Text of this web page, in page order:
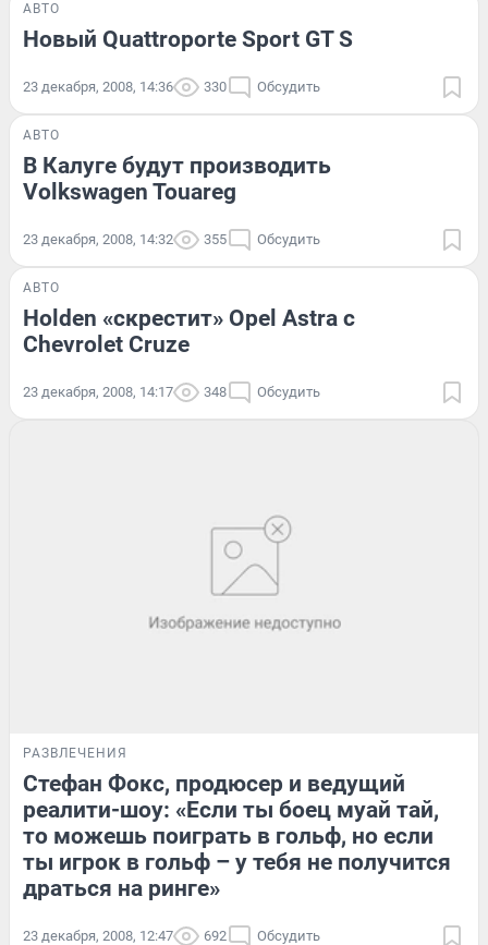
АВТО
Новый Quattroporte Sport GT S
23 декабря, 2008, 14:36 330 Обсудить
АВТО
В Калуге будут производить
Volkswagen Touareg
23 декабря, 2008, 14:32 355 Обсудить
АВТО
Holden «скрестит» Opel Astra с
Chevrolet Cruze
23 декабря, 2008, 14:17 348 Обсудить
РАЗВЛЕЧЕНИЯ
Стефан Фокс, продюсер и ведущий
реалити-шоу: «Если ты боец муай тай,
то можешь поиграть в гольф, но если
ты игрок в гольф – у тебя не получится
драться на ринге»
23 декабря, 2008, 12:47 692 Обсудить